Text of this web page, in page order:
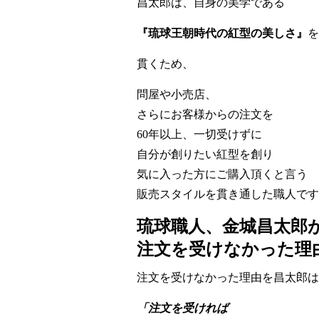
昌太郎は、自身の美学である
『琉球王朝時代の紅型の美しさ』 を
貫くため、
問屋や小売店、
さらにお客様からの注文を
60年以上、一切受けずに
自分が創りたい紅型を創り
気に入った方にご購入頂くと言う
販売スタイルを貫き通した職人です
琉球職人、金城昌太郎
注文を受けなかった理
注文を受けなかった理由を昌太郎は
「注文を受ければ